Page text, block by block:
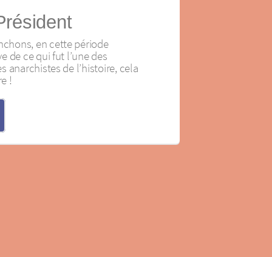
en cette période
de ce qui fut l’une des
anarchistes de l’histoire, cela
!